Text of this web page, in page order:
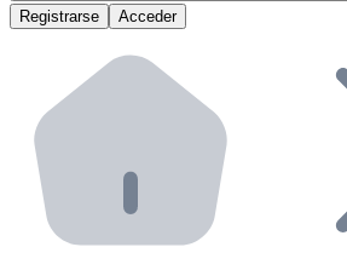
Bitnovo ATM
Integra un ATM Bitnovo en tu
Bitnovo API
Integra nuestra API en tu
Registrarse Acceder